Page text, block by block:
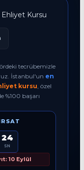
tecrübemizle
İstanbul'un en
kursu , özel
%100 başarı
23
SN
10 Eylül